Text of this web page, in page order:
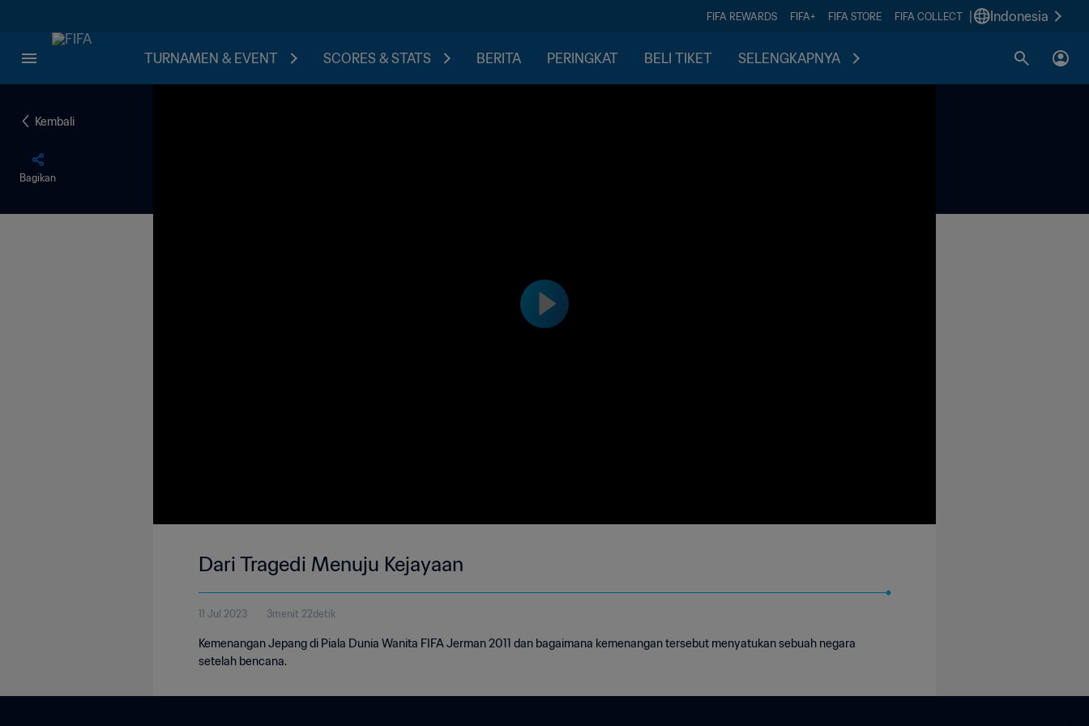
FIFA REWARDS FIFA+ FIFA STORE FIFA COLLECT Indonesia
TURNAMEN & EVENT SCORES & STATS BERITA PERINGKAT BELI TIKET SELENGKAPNYA
Kembali
Bagikan
Dari Tragedi Menuju Kejayaan
11 Jul 2023 3menit 22detik
Kemenangan Jepang di Piala Dunia Wanita FIFA Jerman 2011 dan bagaimana kemenangan tersebut menyatukan sebuah negara
setelah bencana.